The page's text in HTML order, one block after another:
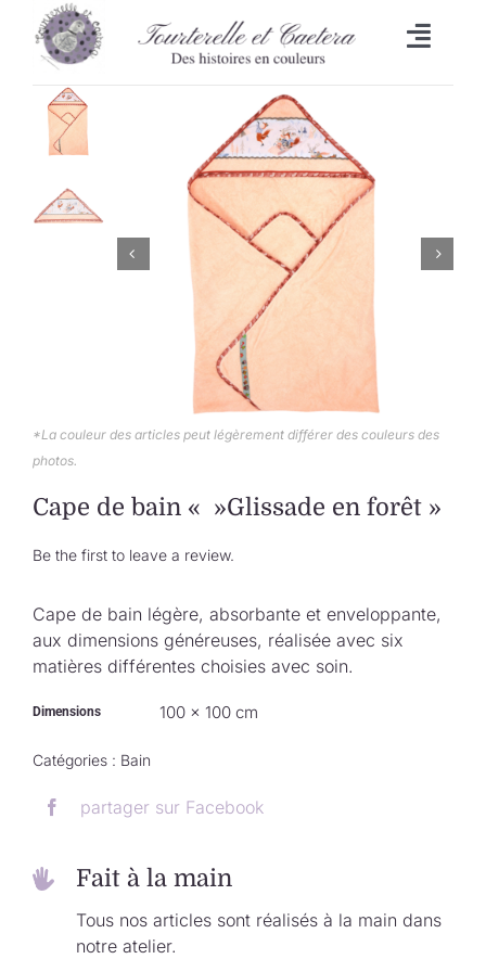
Passer
contenu
Accueil
L’heure du bain
Lingettes
Bavoirs
Malle aux trésors
Set de table/Essuie-tout
Collection de Noël
Qui suis-je ?
Nous contacter
*La couleur des articles peut légèrement différer des couleurs des
photos.
Cape de bain « »Glissade en forêt »
Be the first to leave a review.
Cape de bain légère, absorbante et enveloppante,
aux dimensions généreuses, réalisée avec six
matières différentes choisies avec soin.
Dimensions 100 × 100 cm
Catégories : Bain
partager sur Facebook
Fait à la main
Tous nos articles sont réalisés à la main dans
notre atelier.